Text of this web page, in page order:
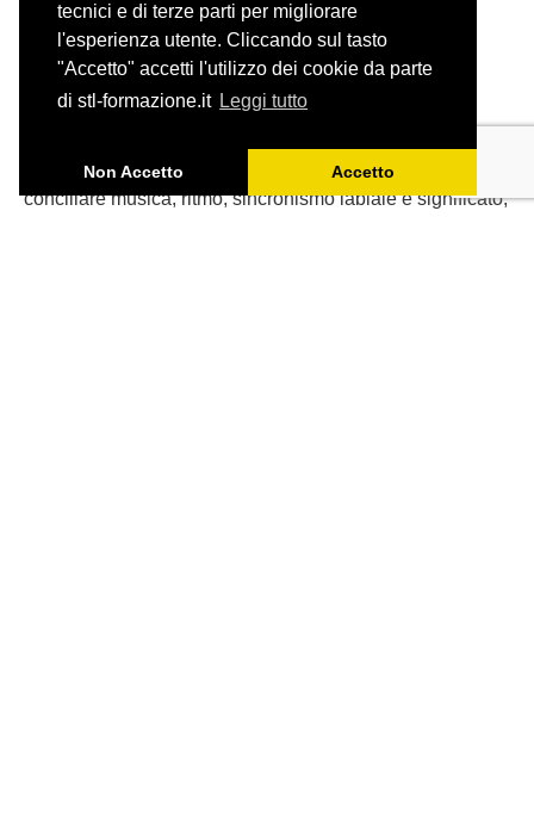
tecnici e di terze parti per migliorare
l'esperienza utente. Cliccando sul tasto
"Accetto" accetti l'utilizzo dei cookie da parte
di stl-formazione.it Leggi tutto
Non Accetto Accetto
Adattare una canzone: il caso
Tradurre una canzone per il doppiaggio significa
conciliare musica, ritmo, sincronismo labiale e significato,